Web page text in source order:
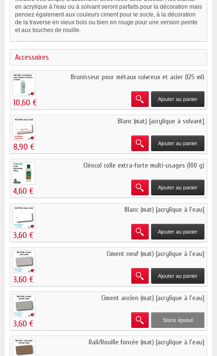
en acrylique à l'eau ou à solvant seront parfaits pour la décoration mais
pensez également aux couleurs ciment pour le socle, à la décoration
de la traverse en vieux bois ou bien en rouge pour une version peinte
et aux touches de rouille.
Accessoires
Brunisseur pour métaux cuivreux et acier (125 ml)
10,60 € Ajouter au panier
Blanc (mat) [acrylique à solvant]
8,90 € Ajouter au panier
Cléocol colle extra-forte multi-usages (100 g)
4,60 € Ajouter au panier
Blanc (mat) [acrylique à l'eau]
3,60 € Ajouter au panier
Ciment neuf (mat) [acrylique à l'eau]
3,60 € Ajouter au panier
Ciment ancien (mat) [acrylique à l'eau]
3,60 € Stock épuisé
Rail/Rouille foncée (mat) [acrylique à l'eau]